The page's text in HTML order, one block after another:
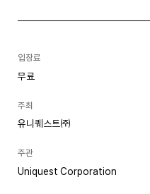
입장료
무료
주최
유니퀘스트㈜
주관
Uniquest Corporation